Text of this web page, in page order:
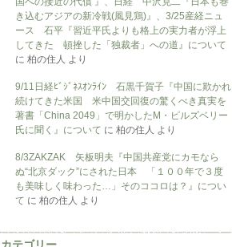
き込むアジアの新冷戦(風見鶏)』、3/25産経ニュ
ース 石平『習近平氏よりも格上の実力者が浮上
してきた 頓挫した「独裁者」への道』について
に 柏の住人 より
9/11日経ﾋﾞｼﾞﾈｽｵﾝﾗｲﾝ 石黒千賀子『中国に欺かれ
続けてきた米国 米中国交回復の驚くべき真実を
著書「China 2049」で明かしたM・ピルズベリー
氏に聞く』について に 柏の住人 より
8/3ZAKZAK 矢板明夫『中国共産党にカモなら
ぬ“北京ダック”にされた日本 「１００年で３度
も美味しく味わった…」そのココロは？』につい
て に 柏の住人 より